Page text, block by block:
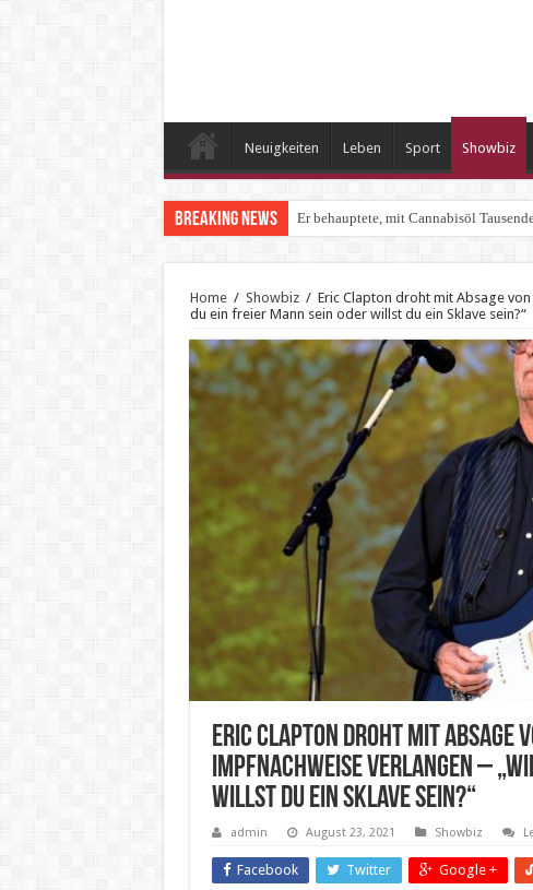
Neuigkeiten Leben Sport Showbiz
Breaking News Er behauptete, mit Cannabisöl
Home / Showbiz / Eric Clapton droht mit Absage
du ein freier Mann sein oder willst du ein Sklave sein?“
Eric Clapton droht mit Absage
Impfnachweise verlangen –
willst du ein Sklave sein?“
admin August 23, 2021 Showbiz
Facebook Twitter Google +